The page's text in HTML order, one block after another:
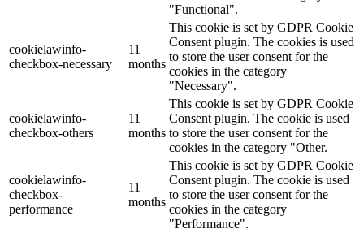
"Functional".
cookielawinfo-
checkbox-necessary
11
months
This cookie is set by GDPR Cookie
Consent plugin. The cookies is used
to store the user consent for the
cookies in the category
"Necessary".
cookielawinfo-
checkbox-others
11
months
This cookie is set by GDPR Cookie
Consent plugin. The cookie is used
to store the user consent for the
cookies in the category "Other.
cookielawinfo-
checkbox-
performance
11
months
This cookie is set by GDPR Cookie
Consent plugin. The cookie is used
to store the user consent for the
cookies in the category
"Performance".